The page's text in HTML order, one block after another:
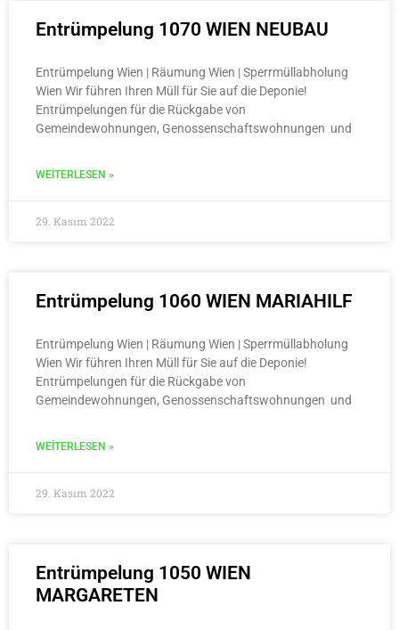
Entrümpelung 1070 WIEN NEUBAU
Entrümpelung Wien | Räumung Wien | Sperrmüllabholung
Wien Wir führen Ihren Müll für Sie auf die Deponie!
Entrümpelungen für die Rückgabe von
Gemeindewohnungen, Genossenschaftswohnungen und
WEITERLESEN »
29. Kasım 2022
Entrümpelung 1060 WIEN MARIAHILF
Entrümpelung Wien | Räumung Wien | Sperrmüllabholung
Wien Wir führen Ihren Müll für Sie auf die Deponie!
Entrümpelungen für die Rückgabe von
Gemeindewohnungen, Genossenschaftswohnungen und
WEITERLESEN »
29. Kasım 2022
Entrümpelung 1050 WIEN
MARGARETEN